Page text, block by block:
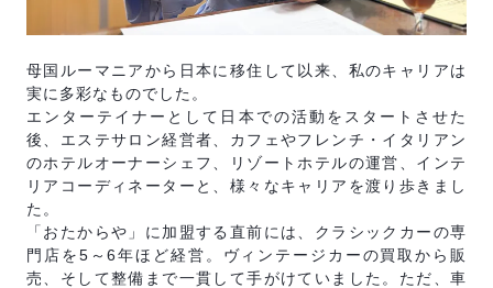
母国ルーマニアから日本に移住して以来、私のキャリアは
実に多彩なものでした。
エンターテイナーとして日本での活動をスタートさせた
後、エステサロン経営者、カフェやフレンチ・イタリアン
のホテルオーナーシェフ、リゾートホテルの運営、インテ
リアコーディネーターと、様々なキャリアを渡り歩きまし
た。
「おたからや」に加盟する直前には、クラシックカーの専
門店を5～6年ほど経営。ヴィンテージカーの買取から販
売、そして整備まで一貫して手がけていました。ただ、車